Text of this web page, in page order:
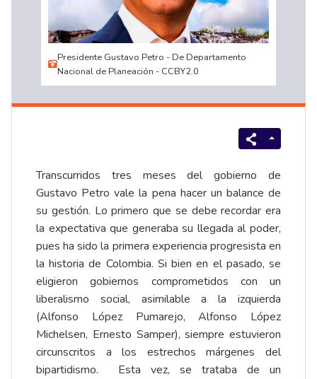
Presidente Gustavo Petro - De Departamento
Nacional de Planeación - CCBY2.0
Transcurridos tres meses del gobierno de
Gustavo Petro vale la pena hacer un balance de
su gestión. Lo primero que se debe recordar era
la expectativa que generaba su llegada al poder,
pues ha sido la primera experiencia progresista en
la historia de Colombia. Si bien en el pasado, se
eligieron gobiernos comprometidos con un
liberalismo social, asimilable a la izquierda
(Alfonso López Pumarejo, Alfonso López
Michelsen, Ernesto Samper), siempre estuvieron
circunscritos a los estrechos márgenes del
bipartidismo. Esta vez, se trataba de un